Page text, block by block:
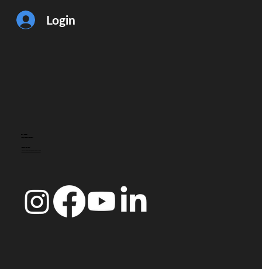
Login
info@doccoimbra.com
MORADA FISCAL: